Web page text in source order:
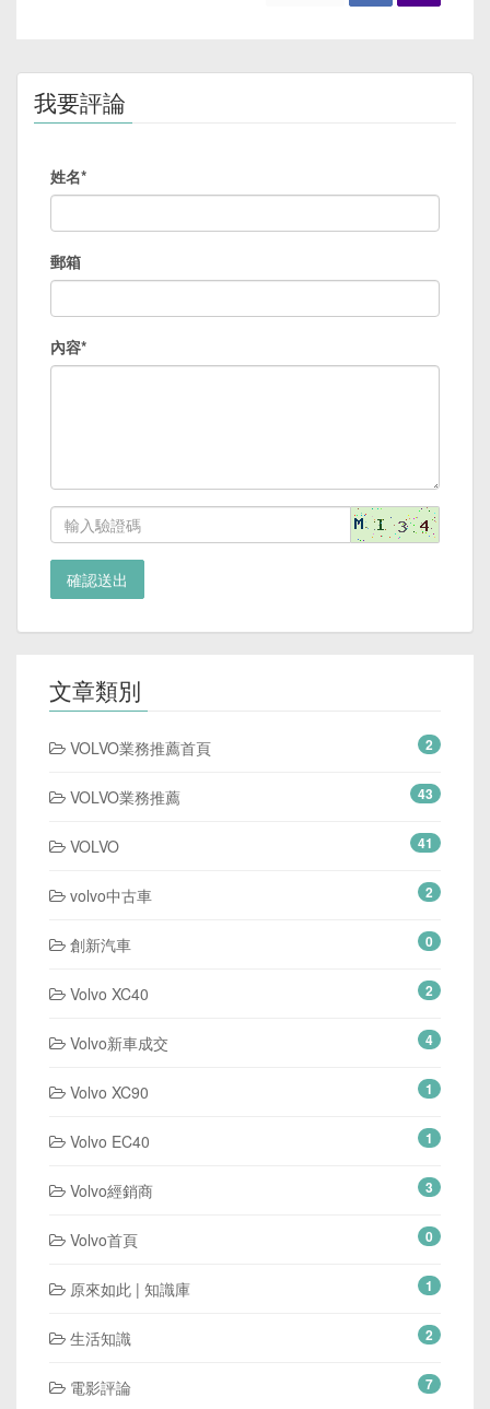
我要評論
姓名*
郵箱
內容*
確認送出
文章類別
VOLVO業務推薦首頁 2
VOLVO業務推薦 43
VOLVO 41
volvo中古車 2
創新汽車 0
Volvo XC40 2
Volvo新車成交 4
Volvo XC90 1
Volvo EC40 1
Volvo經銷商 3
Volvo首頁 0
原來如此 | 知識庫 1
生活知識 2
電影評論 7